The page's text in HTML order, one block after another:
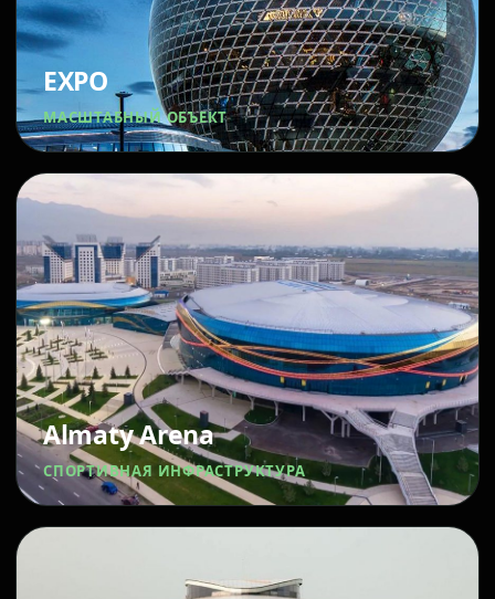
EXPO
МАСШТАБНЫЙ ОБЪЕКТ
Almaty Arena
СПОРТИВНАЯ ИНФРАСТРУКТУРА